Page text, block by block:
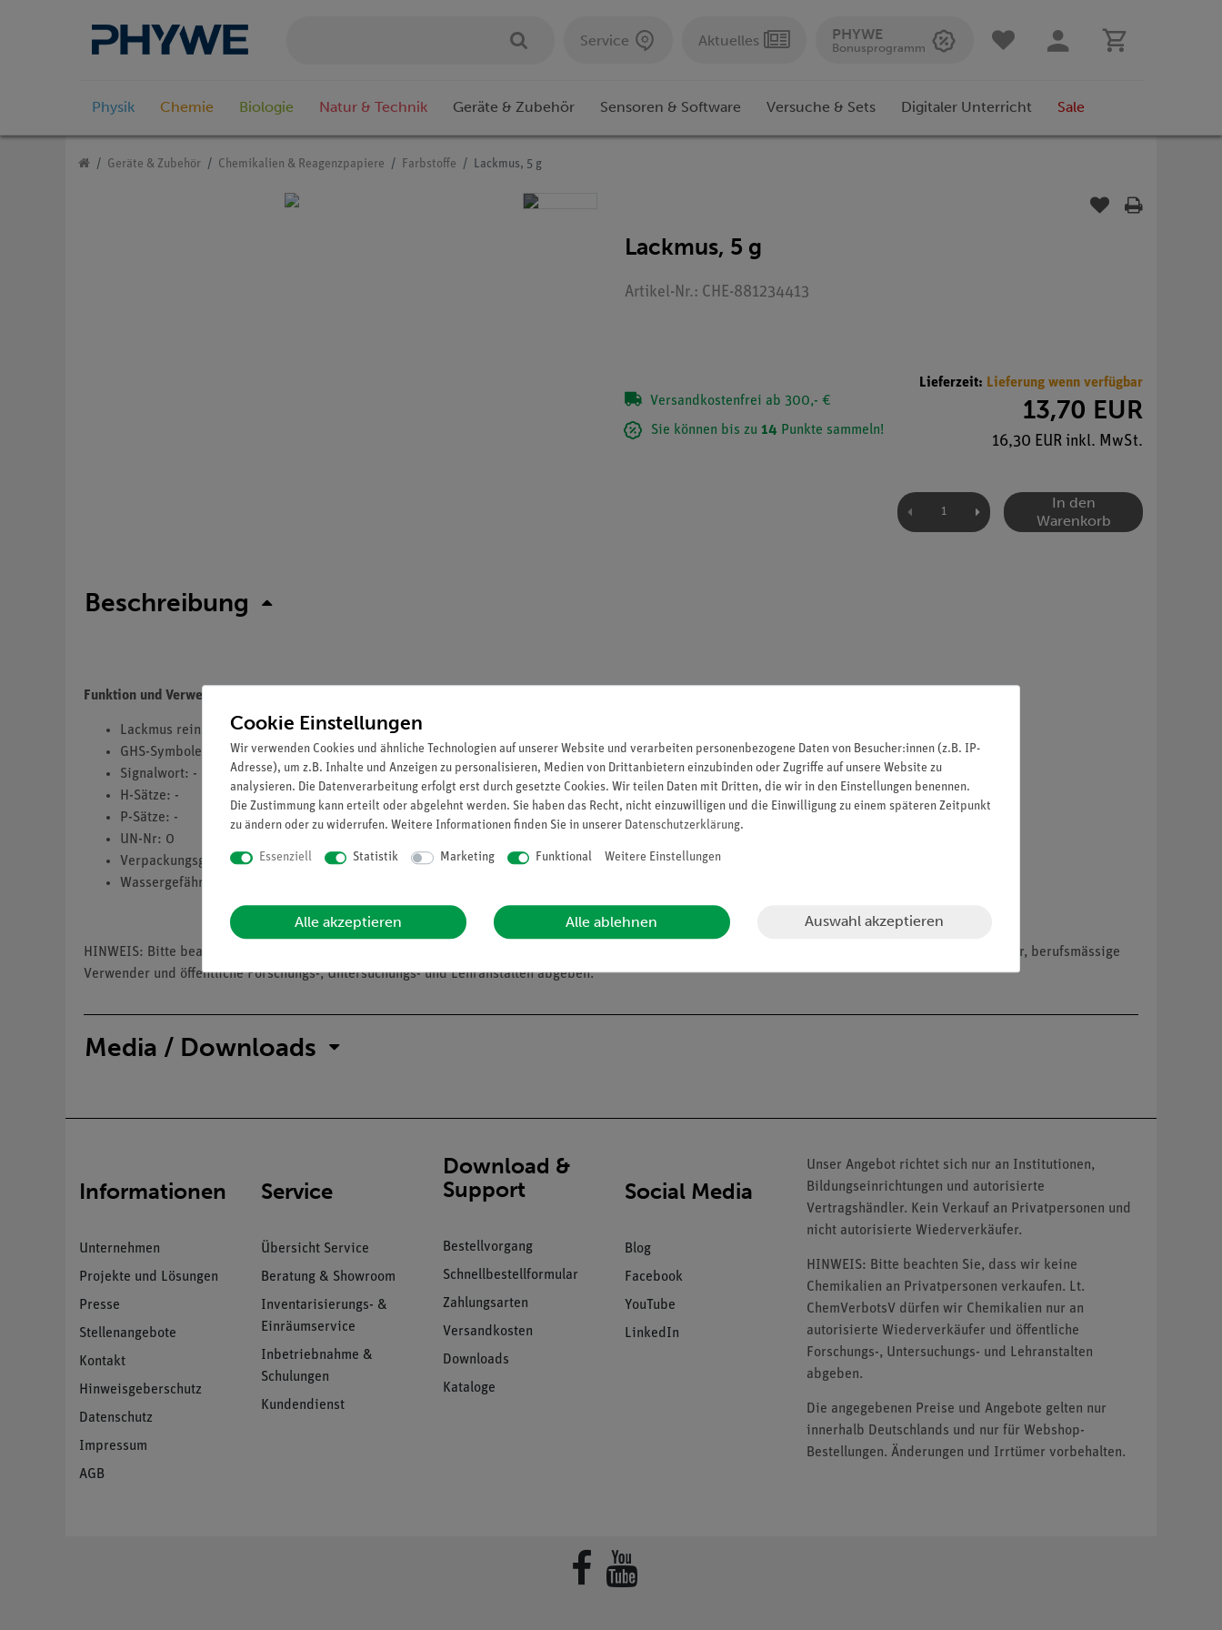
Service Aktuelles PHYWE
Bonusprogramm
Physik Chemie Biologie Natur & Technik Geräte & Zubehör Sensoren & Software Versuche & Sets Digitaler Unterricht Sale
Geräte & Zubehör Chemikalien & Reagenzpapiere Farbstoffe Lackmus, 5 g
Lackmus, 5 g
Artikel-Nr.: CHE-881234413
Versandkostenfrei ab 300,- €
Sie können bis zu 14 Punkte sammeln!
Lieferzeit: Lieferung wenn verfügbar
13,70 EUR
16,30 EUR inkl. MwSt.
In den
Warenkorb
Beschreibung
Funktion und Verwendung
Lackmus reinst
GHS-Symbole(s): -
Signalwort: -
H-Sätze: -
P-Sätze: -
UN-Nr: 0
Verpackungsgruppe: 0
Wassergefährdungsklasse: 1
HINWEIS: Bitte beachten Sie, dass wir keine Chemikalien an Privatpersonen verkaufen. Lt. ChemVerbotsV dürfen wir Chemikalien nur an Wiederverkäufer, berufsmässige
Verwender und öffentliche Forschungs-, Untersuchungs- und Lehranstalten abgeben.
Media / Downloads
Informationen
Unternehmen
Projekte und Lösungen
Presse
Stellenangebote
Kontakt
Hinweisgeberschutz
Datenschutz
Impressum
AGB
Service
Übersicht Service
Beratung & Showroom
Inventarisierungs- &
Einräumservice
Inbetriebnahme &
Schulungen
Kundendienst
Download &
Support
Bestellvorgang
Schnellbestellformular
Zahlungsarten
Versandkosten
Downloads
Kataloge
Social Media
Blog
Facebook
YouTube
LinkedIn
Unser Angebot richtet sich nur an Institutionen,
Bildungseinrichtungen und autorisierte
Vertragshändler. Kein Verkauf an Privatpersonen und
nicht autorisierte Wiederverkäufer.
HINWEIS: Bitte beachten Sie, dass wir keine
Chemikalien an Privatpersonen verkaufen. Lt.
ChemVerbotsV dürfen wir Chemikalien nur an
autorisierte Wiederverkäufer und öffentliche
Forschungs-, Untersuchungs- und Lehranstalten
abgeben.
Die angegebenen Preise und Angebote gelten nur
innerhalb Deutschlands und nur für Webshop-
Bestellungen. Änderungen und Irrtümer vorbehalten.
Cookie Einstellungen
Wir verwenden Cookies und ähnliche Technologien auf unserer Website und verarbeiten personenbezogene Daten von Besucher:innen (z.B. IP-
Adresse), um z.B. Inhalte und Anzeigen zu personalisieren, Medien von Drittanbietern einzubinden oder Zugriffe auf unsere Website zu
analysieren. Die Datenverarbeitung erfolgt erst durch gesetzte Cookies. Wir teilen Daten mit Dritten, die wir in den Einstellungen benennen.
Die Zustimmung kann erteilt oder abgelehnt werden. Sie haben das Recht, nicht einzuwilligen und die Einwilligung zu einem späteren Zeitpunkt
zu ändern oder zu widerrufen. Weitere Informationen finden Sie in unserer Daten­schutz­erklärung.
Essenziell Statistik Marketing Funktional Weitere Einstellungen
Alle akzeptieren Alle ablehnen Auswahl akzeptieren